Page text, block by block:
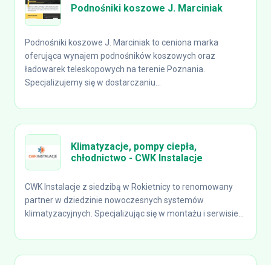
Podnośniki koszowe J. Marciniak
Podnośniki koszowe J. Marciniak to ceniona marka
oferująca wynajem podnośników koszowych oraz
ładowarek teleskopowych na terenie Poznania.
Specjalizujemy się w dostarczaniu...
Klimatyzacje, pompy ciepła,
chłodnictwo - CWK Instalacje
CWK Instalacje z siedzibą w Rokietnicy to renomowany
partner w dziedzinie nowoczesnych systemów
klimatyzacyjnych. Specjalizując się w montażu i serwisie...